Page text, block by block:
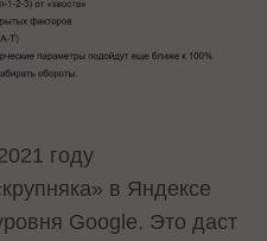
году
в Яндексе
Google. Это даст